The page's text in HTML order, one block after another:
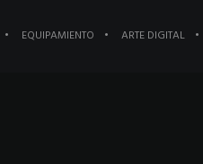
EQUIPAMIENTO ARTE DIGITAL